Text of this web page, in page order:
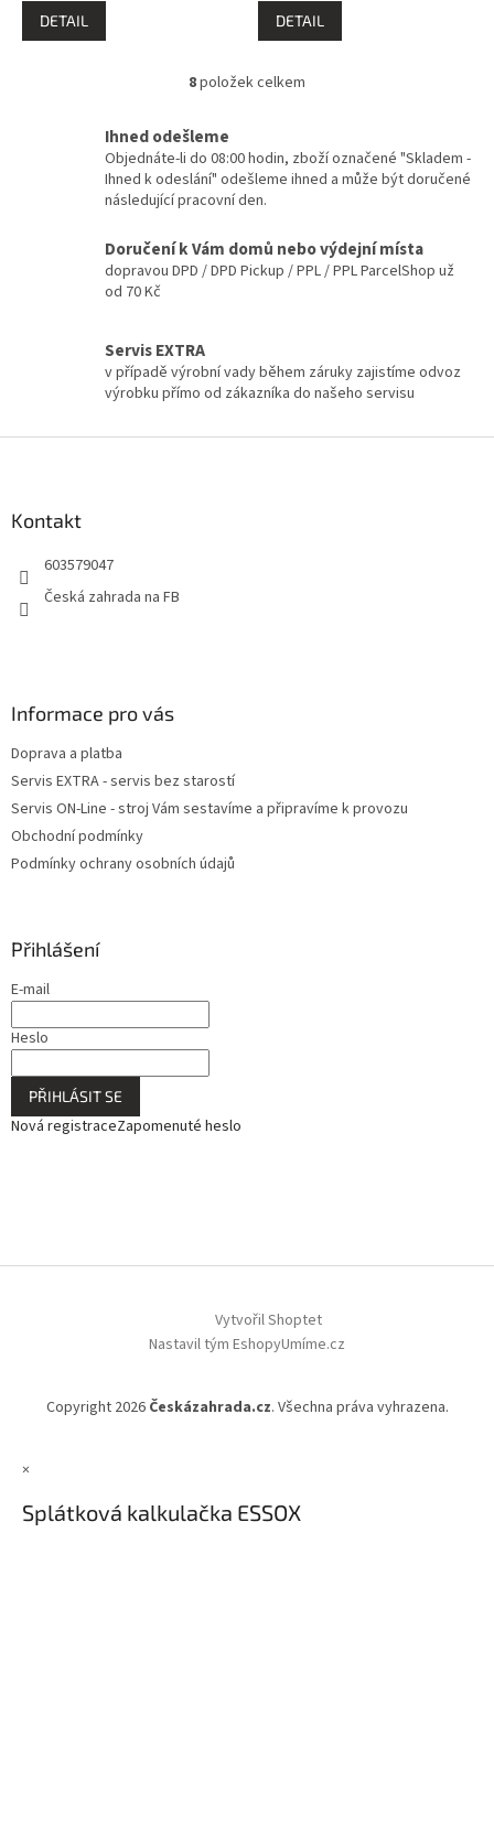
DETAIL DETAIL
O
á
d
a
p
r
v
ý
p
8položek celkem
Ihned odešleme
Objednáte-li do 08:00 hodin, zboží označené "Skladem -
Ihned k odeslání" odešleme ihned a může být doručené
následující pracovní den.
Doručení k Vám domů nebo výdejní místa
dopravou DPD / DPD Pickup / PPL / PPL ParcelShop už
od 70 Kč
Servis EXTRA
v případě výrobní vady během záruky zajistíme odvoz
výrobku přímo od zákazníka do našeho servisu
Kontakt
603579047
Česká zahrada na FB
Informace pro vás
Doprava a platba
Servis EXTRA - servis bez starostí
Servis ON-Line - stroj Vám sestavíme a připravíme k provozu
Obchodní podmínky
Podmínky ochrany osobních údajů
Přihlášení
E-mail
Heslo
PŘIHLÁSIT SE
Nová registraceZapomenuté heslo
Vytvořil Shoptet
Nastavil tým EshopyUmíme.cz
Copyright 2026 Českázahrada.cz. Všechna práva vyhrazena.
×
Splátková kalkulačka ESSOX